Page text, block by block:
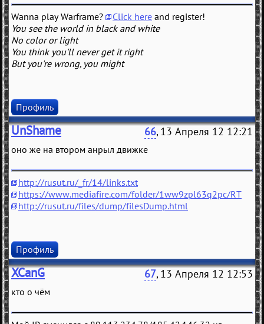
Wanna play Warframe? Click here and register!
You see the world in black and white
No color or light
You think you'll never get it right
But you're wrong, you might
Профиль
UnShame 66, 13 Апреля 12 12:21
оно же на втором анрыл движке
http://rusut.ru/_fr/14/links.txt
https://www.mediafire.com/folder/1ww9zpl63q2pc/RT
http://rusut.ru/files/dump/filesDump.html
Профиль
XCanG 67, 13 Апреля 12 12:53
кто о чём